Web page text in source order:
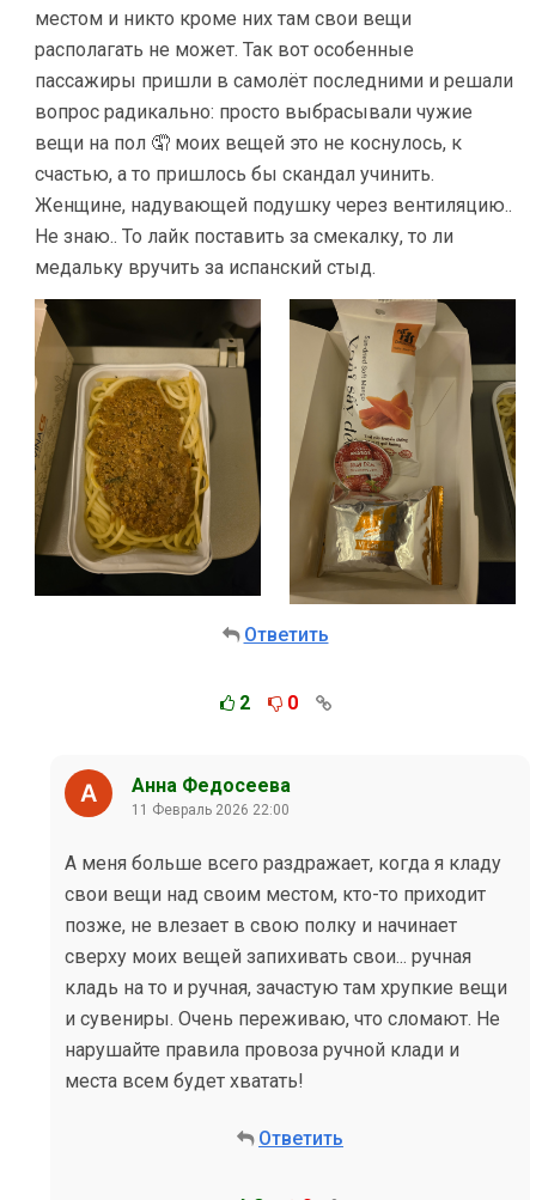
местом и никто кроме них там свои вещи
располагать не может. Так вот особенные
пассажиры пришли в самолёт последними и решали
вопрос радикально: просто выбрасывали чужие
вещи на пол 🤦 моих вещей это не коснулось, к
счастью, а то пришлось бы скандал учинить.
Женщине, надувающей подушку через вентиляцию..
Не знаю.. То лайк поставить за смекалку, то ли
медальку вручить за испанский стыд.
Ответить
2 0
Анна Федосеева
11 Февраль 2026 22:00
А меня больше всего раздражает, когда я кладу
свои вещи над своим местом, кто-то приходит
позже, не влезает в свою полку и начинает
сверху моих вещей запихивать свои... ручная
кладь на то и ручная, зачастую там хрупкие вещи
и сувениры. Очень переживаю, что сломают. Не
нарушайте правила провоза ручной клади и
места всем будет хватать!
Ответить